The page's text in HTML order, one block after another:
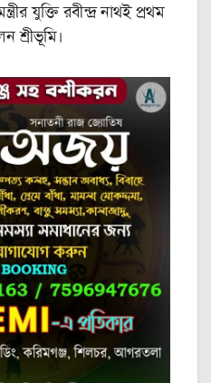
যুক্তি রবীন্দ্র নাথই প্রথম
শ্রীভূমি।